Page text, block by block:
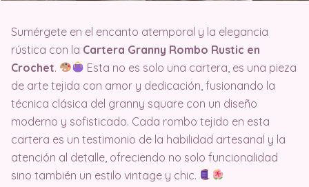
Sumérgete en el encanto atemporal y la elegancia
rústica con la Cartera Granny Rombo Rustic en
Crochet.
Esta no es solo una cartera, es una pieza
de arte tejida con amor y dedicación, fusionando la
técnica clásica del granny square con un diseño
moderno y sofisticado. Cada rombo tejido en esta
cartera es un testimonio de la habilidad artesanal y la
atención al detalle, ofreciendo no solo funcionalidad
sino también un estilo vintage y chic.